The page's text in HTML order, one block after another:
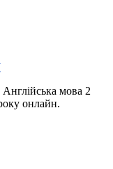
мова 2
онлайн.